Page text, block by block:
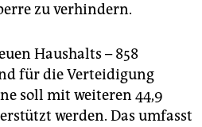
zu verhindern.
Haushalts – 858
für die Verteidigung
soll mit weiteren 44,9
werden. Das umfasst